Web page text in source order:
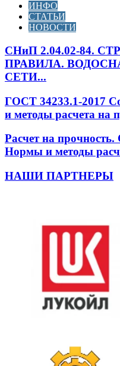
ИНФО
СТАТЬИ
НОВОСТИ
СНиП 2.04.02-84.
ПРАВИЛА.
СЕТИ...
ГОСТ 34233.1-2017
и методы расчета на
Расчет на
Нормы и методы
НАШИ ПАРТНЕРЫ